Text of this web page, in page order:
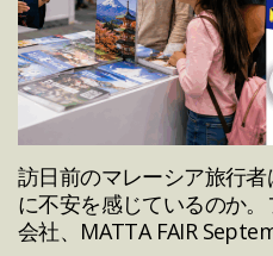
訪日前のマレーシア旅行
に不安を感じているのか
会社、MATTA FAIR